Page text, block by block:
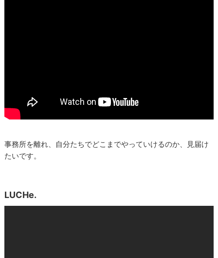
事務所を離れ、自分たちでどこまでやっていけるのか、見届け
たいです。
LUCHe.